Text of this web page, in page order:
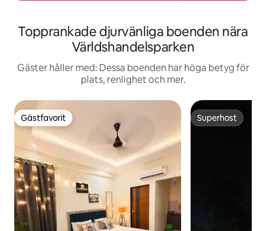
Topprankade djurvänliga boenden nära
Världshandelsparken
Gäster håller med: Dessa boenden har höga betyg för
plats, renlighet och mer.
Gästfavorit
Gästfavorit Superhost
Superhost